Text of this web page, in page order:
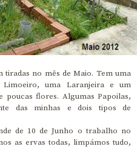
no mês de Maio. Tem uma
Limoeiro, uma Laranjeira e um
flores. Algumas Papoilas,
das minhas e dois tipos de
de 10 de Junho o trabalho no
as ervas todas, limpámos tudo,